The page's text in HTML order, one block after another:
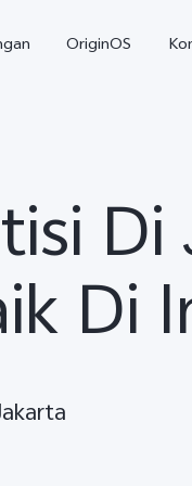
OriginOS
Di
Di